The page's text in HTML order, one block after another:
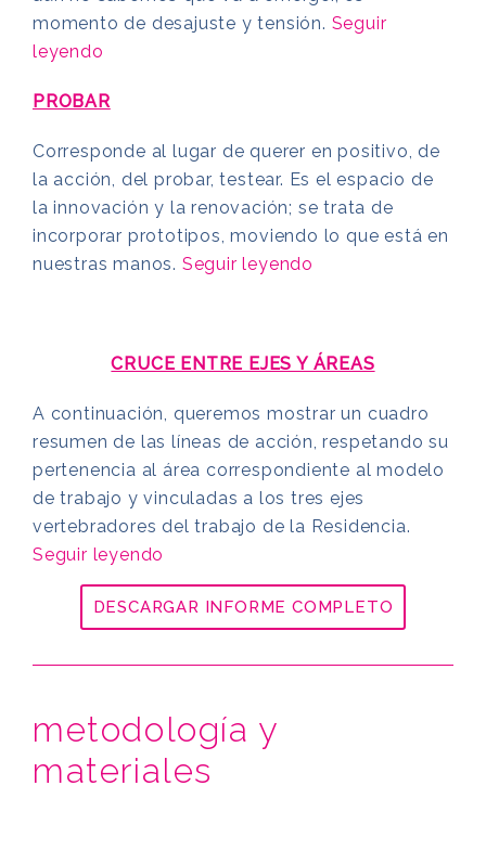
momento de desajuste y tensión. Seguir
leyendo
PROBAR
Corresponde al lugar de querer en positivo, de
la acción, del probar, testear. Es el espacio de
la innovación y la renovación; se trata de
incorporar prototipos, moviendo lo que está en
nuestras manos. Seguir leyendo
CRUCE ENTRE EJES Y ÁREAS
A continuación, queremos mostrar un cuadro
resumen de las líneas de acción, respetando su
pertenencia al área correspondiente al modelo
de trabajo y vinculadas a los tres ejes
vertebradores del trabajo de la Residencia.
Seguir leyendo
DESCARGAR INFORME COMPLETO
metodología y
materiales